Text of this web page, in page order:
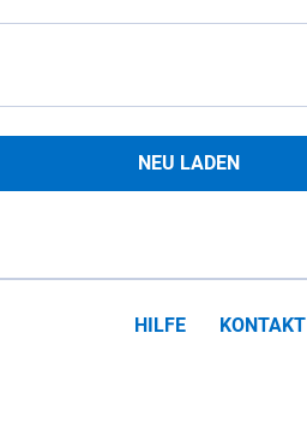
NEU LADEN
HILFE KONTAKT